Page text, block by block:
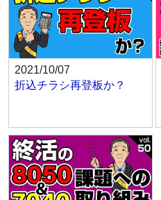
2021/10/07
折込チラシ再登板か？